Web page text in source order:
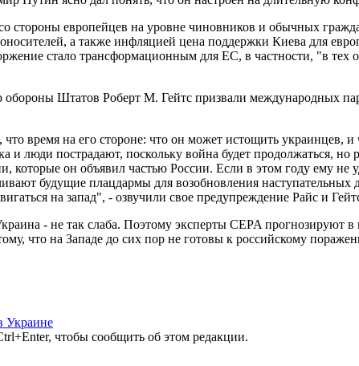
европейцев на уровне чиновников и обычных
а также инфляцией цена поддержки Киева для
стало трансформационным для ЕС, в частности, "в тех
Штатов Роберт М. Гейтс призвали международных
время на его стороне: что он может истощить
и люди пострадают, поскольку война будет продолжаться,
он объявил частью России. Если в этом году ему не
будущие плацдармы для возобновления наступательных
на запад", - озвучили свое предупреждение Райс и
- не так слаба. Поэтому эксперты CEPA прогнозируют
что на Западе до сих пор не готовы к российскому
Украине
чтобы сообщить об этом редакции.